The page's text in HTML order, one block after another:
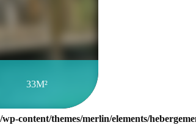
33M²
content/themes/merlin/elements/